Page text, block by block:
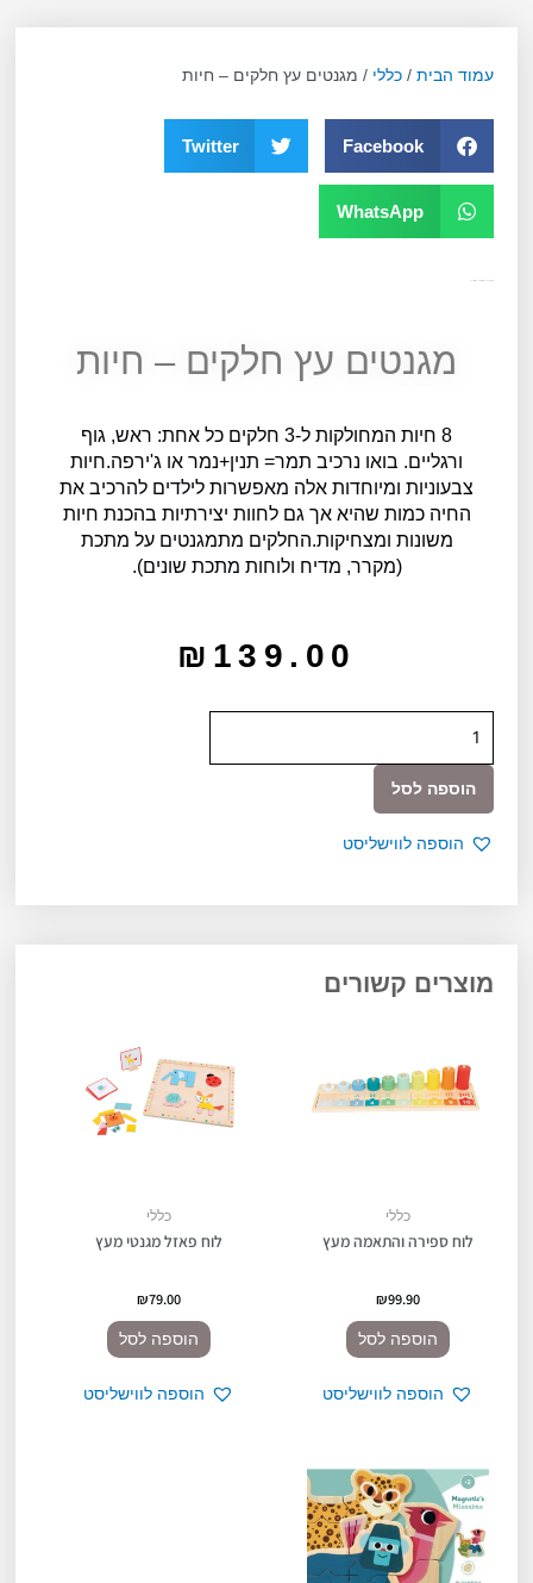
עמוד הבית /כללי / מגנטים עץ חלקים – חיות
Facebook
Twitter
WhatsApp
מגנטים עץ חלקים – חיות
8 חיות המחולקות ל-3 חלקים כל אחת: ראש, גוף
ורגליים. בואו נרכיב תמר= תנין+נמר או ג'ירפה.חיות
צבעוניות ומיוחדות אלה מאפשרות לילדים להרכיב את
החיה כמות שהיא אך גם לחוות יצירתיות בהכנת חיות
משונות ומצחיקות.החלקים מתמגנטים על מתכת
(מקרר, מדיח ולוחות מתכת שונים).
₪ 139.00
של
מגנטים
הוספה לסל
הוספה לווישליסט
מוצרים קשורים
כללי
לוח ספירה והתאמה מעץ
₪99.90
הוספה לסל
הוספה לווישליסט
כללי
לוח פאזל מגנטי מעץ
₪79.00
הוספה לסל
הוספה לווישליסט